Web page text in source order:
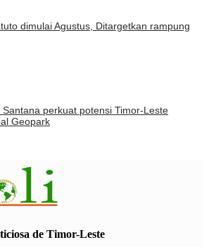
dimulai Agustus, Ditargetkan rampung
perkuat potensi Timor-Leste
Geopark
de Timor-Leste